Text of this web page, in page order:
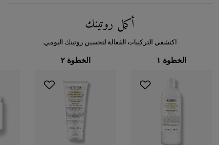
أكمل روتينك
اكتشفي التركيبات الفعالة لتحسين روتينك اليومي.
الخطوة ١ الخطوة ٢